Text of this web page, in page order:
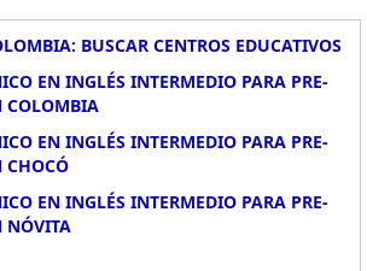
BUSCAR CENTROS EDUCATIVOS
EN INGLÉS INTERMEDIO PARA PRE-
COLOMBIA
EN INGLÉS INTERMEDIO PARA PRE-
CHOCÓ
EN INGLÉS INTERMEDIO PARA PRE-
NÓVITA